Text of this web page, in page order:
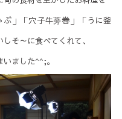
ぶ」「穴子牛蒡巻」「うに釜
そ～に食べてくれて、
ました^^;。